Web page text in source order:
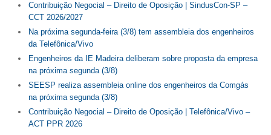
FGTS EXPURGOS
FGTS CORREÇÃO
LEGISLAÇÃO
LEI 4.950-A/1966 – PISO SALARIAL
LEI 5.194/1966 – REGULAMENTAÇÃO DA PROFISSÃO
Contribuição Negocial – Direito de Oposição | SindusCon-SP –
CCT 2026/2027
Na próxima segunda-feira (3/8) tem assembleia dos engenheiros
da Telefônica/Vivo
Engenheiros da IE Madeira deliberam sobre proposta da empresa
na próxima segunda (3/8)
SEESP realiza assembleia online dos engenheiros da Comgás
na próxima segunda (3/8)
Contribuição Negocial – Direito de Oposição | Telefônica/Vivo –
ACT PPR 2026